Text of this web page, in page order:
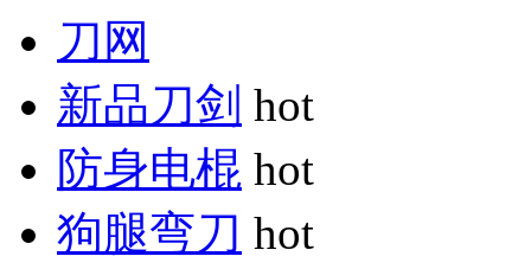
刀网
新品刀剑 hot
防身电棍 hot
狗腿弯刀 hot